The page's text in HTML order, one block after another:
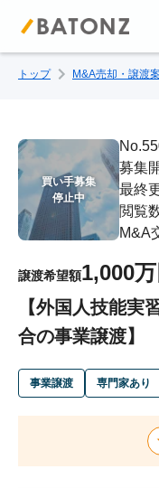
トップページ
M&A案件一覧
売りたい方へ
成約事例
M&A専門家の方
トップ M&A売却・譲渡
買い手募集
停止中
募集
最終
閲覧
M&A
譲渡希望額1,000万
【外国人技能実
合の事業譲渡】
事業譲渡 専門家あり